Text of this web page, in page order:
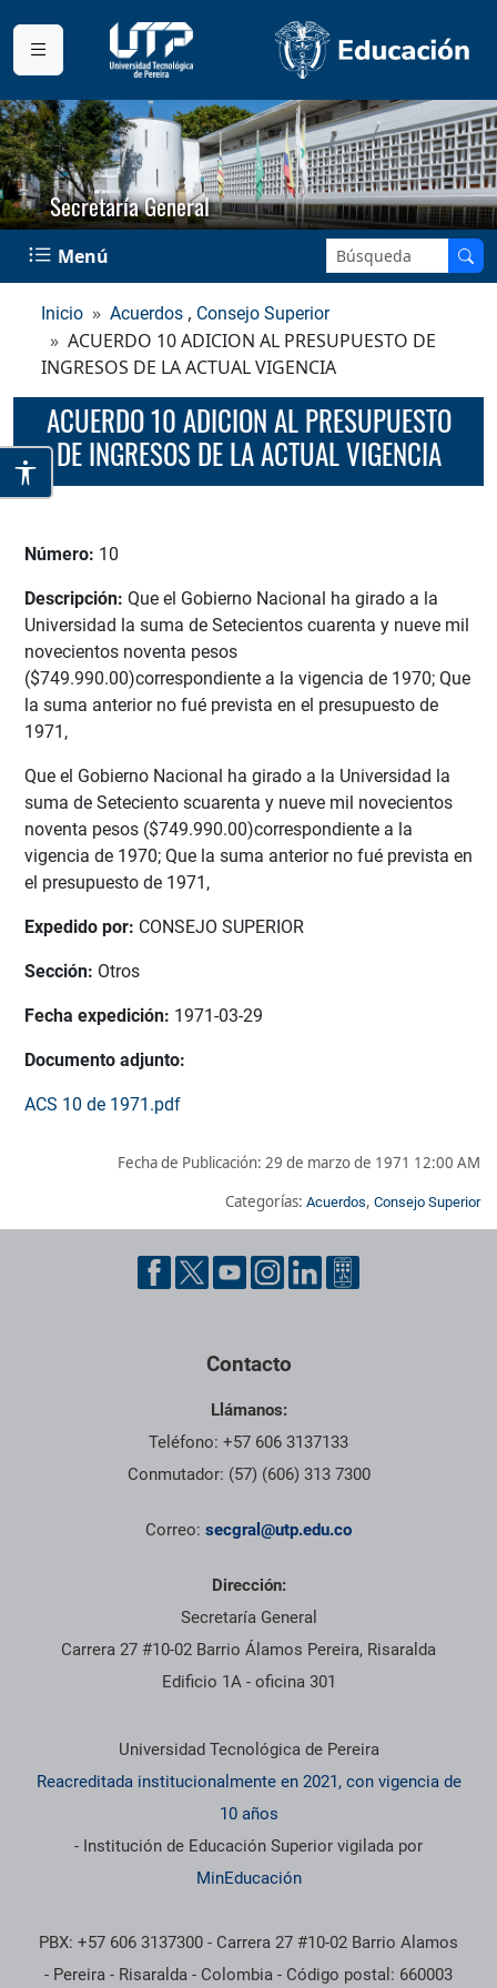
Secretaría General
Menú Buscar en el sitio:
Inicio Acuerdos , Consejo Superior
ACUERDO 10 ADICION AL PRESUPUESTO DE
INGRESOS DE LA ACTUAL VIGENCIA
ACUERDO 10 ADICION AL PRESUPUESTO
DE INGRESOS DE LA ACTUAL VIGENCIA
Número: 10
Descripción: Que el Gobierno Nacional ha girado a la
Universidad la suma de Setecientos cuarenta y nueve mil
novecientos noventa pesos
($749.990.00)correspondiente a la vigencia de 1970; Que
la suma anterior no fué prevista en el presupuesto de
1971,
Que el Gobierno Nacional ha girado a la Universidad la
suma de Seteciento scuarenta y nueve mil novecientos
noventa pesos ($749.990.00)correspondiente a la
vigencia de 1970; Que la suma anterior no fué prevista en
el presupuesto de 1971,
Expedido por: CONSEJO SUPERIOR
Sección: Otros
Fecha expedición: 1971-03-29
Documento adjunto:
ACS 10 de 1971.pdf
Fecha de Publicación: 29 de marzo de 1971 12:00 AM
Categorías: Acuerdos, Consejo Superior
Pie de página con información de contacto, redes sociales y
Contacto
Llámanos:
Teléfono: +57 606 3137133
Conmutador: (57) (606) 313 7300
Correo: secgral@utp.edu.co
Dirección:
Secretaría General
Carrera 27 #10-02 Barrio Álamos Pereira, Risaralda
Edificio 1A - oficina 301
Información institucional
Universidad Tecnológica de Pereira
Reacreditada institucionalmente en 2021, con vigencia de
10 años
- Institución de Educación Superior vigilada por
MinEducación
PBX: +57 606 3137300 - Carrera 27 #10-02 Barrio Alamos
- Pereira - Risaralda - Colombia - Código postal: 660003